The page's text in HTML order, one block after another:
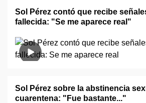
Sol Pérez contó que recibe
fallecida: "Se me aparece real"
Sol Pérez sobre la abstinencia
cuarentena: "Fue bastante..."